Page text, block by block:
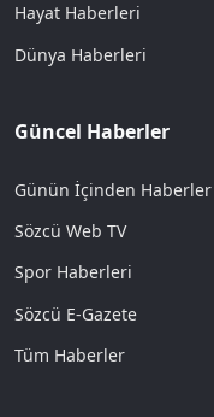
Hayat Haberleri
Dünya Haberleri
Güncel Haberler
Günün İçinden Haberler
Sözcü Web TV
Spor Haberleri
Sözcü E-Gazete
Tüm Haberler